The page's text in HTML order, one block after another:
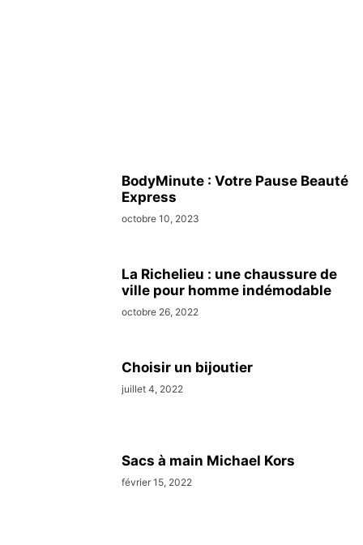
BodyMinute : Votre Pause Beauté
Express
octobre 10, 2023
La Richelieu : une chaussure de
ville pour homme indémodable
octobre 26, 2022
Choisir un bijoutier
juillet 4, 2022
Sacs à main Michael Kors
février 15, 2022